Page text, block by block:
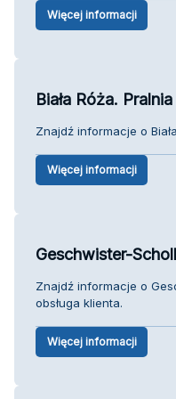
Więcej informacji
Biała Róża. Pralnia
Znajdź informacje o
Więcej informacji
Geschwister-
Znajdź informacje o
obsługa klienta.
Więcej informacji